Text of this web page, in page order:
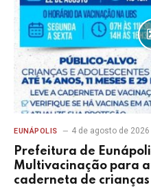
EUNÁPOLIS 4 de agosto de 2026
Prefeitura de
Multivacinação para
caderneta de